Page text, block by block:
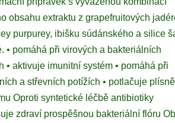
obsahu extraktu z grapefruitových
purpurey, ibišku súdánského a silice
• pomáhá při virových a bakteriálních
• aktivuje imunitní systém • pomáhá při
a střevních potížích • potlačuje
Oproti syntetické léčbě antibiotiky
zdraví prospěšnou bakteriální flóru